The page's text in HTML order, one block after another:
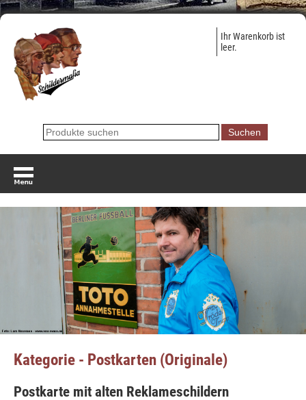
Ihr Warenkorb ist
leer.
Kategorie - Postkarten (Originale)
Postkarte mit alten Reklameschildern